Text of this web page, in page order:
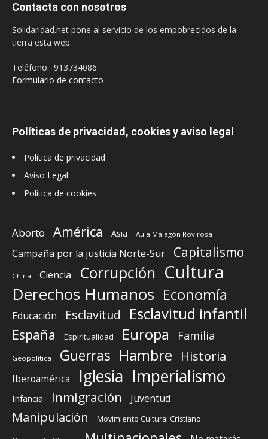
Contacta con nosotros
Solidaridad.net pone al servicio de los empobrecidos de la
tierra esta web.
Teléfono: 913734086
Formulario de contacto
Políticas de privacidad, cookies y aviso legal
Política de privacidad
Aviso Legal
Política de cookies
Aborto América Asia Aula Malagón Rovirosa
Campaña por la justicia Norte-Sur Capitalismo
China Ciencia Corrupción Cultura
Derechos Humanos Economía
Educación Esclavitud Esclavitud infantil
España Espiritualidad Europa Familia
Geopolítica Guerras Hambre Historia
Iberoamérica Iglesia Imperialismo
Infancia Inmigración Juventud
Manipulación Movimiento Cultural Cristiano